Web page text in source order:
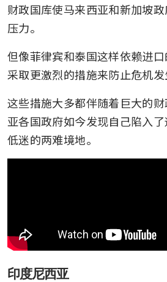
财政国库使马来西亚和新加坡
压力。
但像菲律宾和泰国这样依赖进
采取更激烈的措施来防止危机发
这些措施大多都伴随着巨大的
亚各国政府如今发现自己陷入
低迷的两难境地。
印度尼西亚